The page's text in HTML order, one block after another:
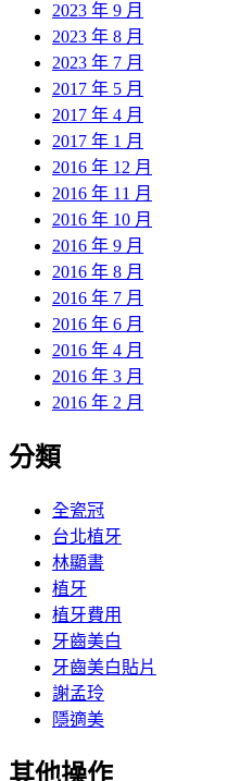
2023 年 9 月
2023 年 8 月
2023 年 7 月
2017 年 5 月
2017 年 4 月
2017 年 1 月
2016 年 12 月
2016 年 11 月
2016 年 10 月
2016 年 9 月
2016 年 8 月
2016 年 7 月
2016 年 6 月
2016 年 4 月
2016 年 3 月
2016 年 2 月
分類
全瓷冠
台北植牙
林顯書
植牙
植牙費用
牙齒美白
牙齒美白貼片
謝孟玲
隱適美
其他操作